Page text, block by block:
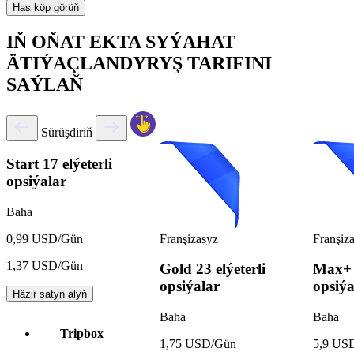
Has köp görüň
IŇ OŇAT EKTA SYÝAHAT
ÄTIÝAÇLANDYRYŞ TARIFINI
SAÝLAŇ
Sürüşdiriň
Start 17 elýeterli
opsiýalar
Baha
0,99 USD/Gün
1,37 USD/Gün
Häzir satyn alyň
Tripbox
Franşizasyz
Gold 23 elýeterli
opsiýalar
Baha
1,75 USD/Gün
Max+
Baha
5,9